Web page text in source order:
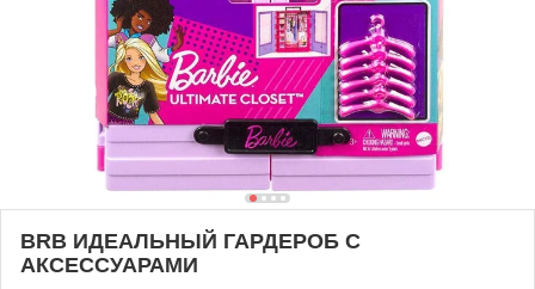
BRB ИДЕАЛЬНЫЙ ГАРДЕРОБ С
АКСЕССУАРАМИ